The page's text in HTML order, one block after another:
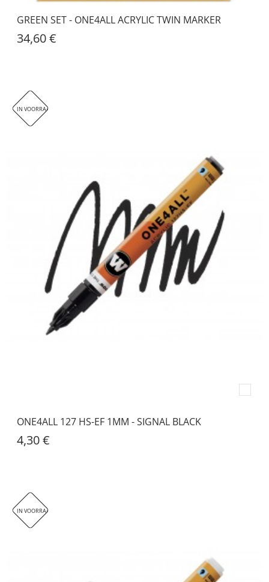
GREEN SET - ONE4ALL ACRYLIC TWIN MARKER
34,60 €
IN VOORRAAD
ONE4ALL 127 HS-EF 1MM - SIGNAL BLACK
4,30 €
IN VOORRAAD